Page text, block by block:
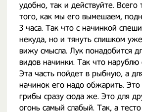
удобно, так и действуйте. Всего
того, как мы его вымешаем,
3 часа. Так что с начинкой
некуда, но и тянуть слишком
вижу смысла. Лук понадобится
видов начинки. Так что нарублю
Эта часть пойдет в рыбную, а
начинок его надо обжарить.
грибы сразу сюда же. Это для
огонь самый слабый. Так, а